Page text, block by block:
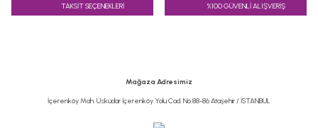
Ürün resmi kalitesiz, bozuk veya görüntülenemiyor.
TAKSİT SEÇENEKLERİ
%100 GÜVENLİ ALIŞVERİŞ
Mağaza Adresimiz
İçerenköy Mah. Üsküdar İçerenköy Yolu Cad. No:88-86 Ataşehir / İSTANBUL